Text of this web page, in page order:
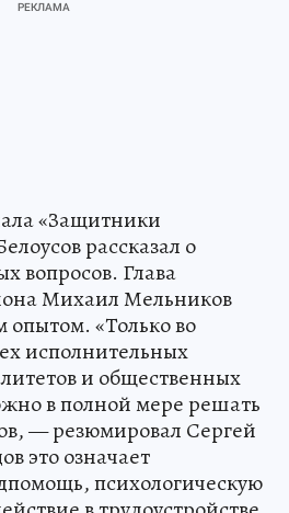
«Защитники
рассказал о
Глава
Михаил Мельников
«Только во
исполнительных
и общественных
в полной мере решать
— резюмировал Сергей
это означает
психологическую